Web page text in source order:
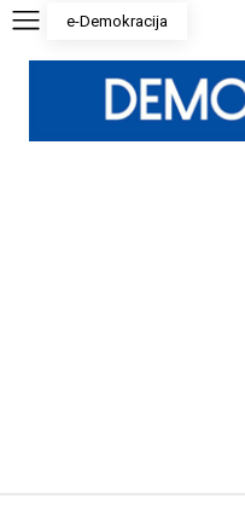
e-Demokracija